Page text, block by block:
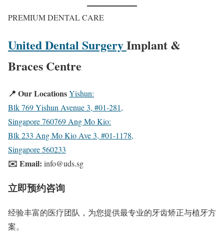
PREMIUM DENTAL CARE
United Dental SurgeryImplant &
Braces Centre
📍 Our LocationsYishun:
Blk 769 Yishun Avenue 3, #01-281,
Singapore 760769Ang Mo Kio:
Blk 233 Ang Mo Kio Ave 3, #01-1178,
Singapore 560233
✉️ Email: info@uds.sg
立即预约咨询
经验丰富的医疗团队，为您提供最专业的牙齿矫正与植牙方
案。